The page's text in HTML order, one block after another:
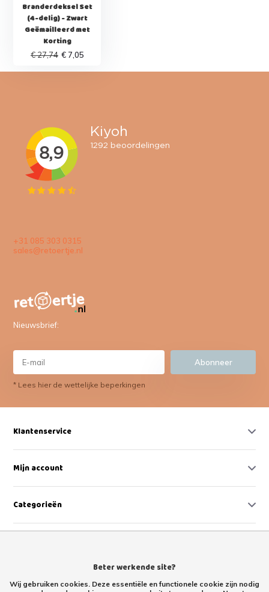
Branderdeksel Set
(4-delig) - Zwart
Geëmailleerd met
Korting
€ 27,74 € 7,05
+31 085 303 0315
sales@retoertje.nl
Nieuwsbrief:
Abonneer
* Lees hier de wettelijke beperkingen
Klantenservice
Mijn account
Categorieën
Beter werkende site?
Wij gebruiken cookies. Deze essentiële en functionele cookie zijn nodig